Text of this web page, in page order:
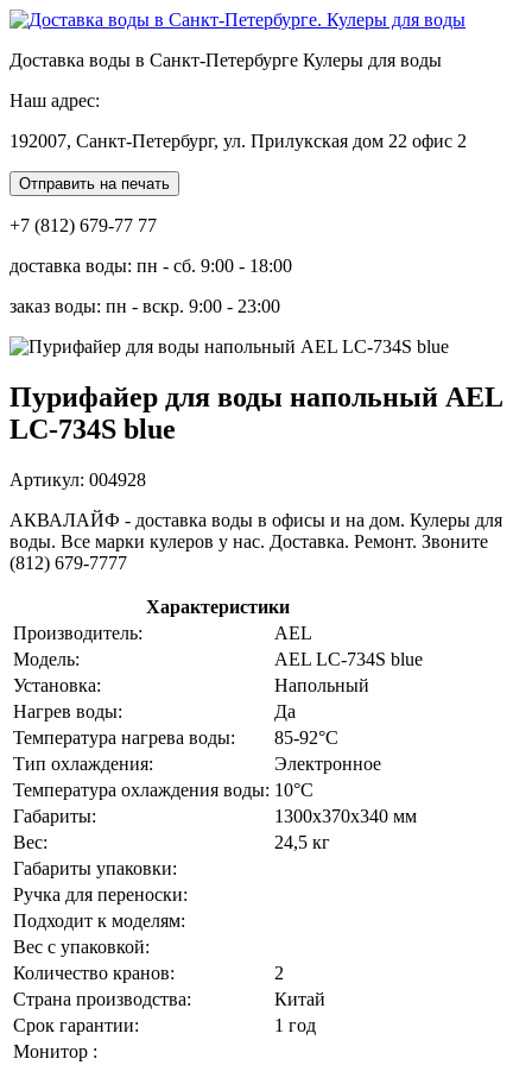
Доставка воды в Санкт-Петербурге Кулеры для воды
Наш адрес:
192007, Санкт-Петербург, ул. Прилукская дом 22 офис 2
Отправить на печать
+7 (812) 679-77 77
доставка воды: пн - сб. 9:00 - 18:00
заказ воды: пн - вскр. 9:00 - 23:00
Пурифайер для воды напольный AEL
LC-734S blue
Артикул: 004928
АКВАЛАЙФ - доставка воды в офисы и на дом. Кулеры для
воды. Все марки кулеров у нас. Доставка. Ремонт. Звоните
(812) 679-7777
Характеристики
Производитель:
AEL
Модель:
AEL LC-734S blue
Установка:
Напольный
Нагрев воды:
Да
Температура нагрева воды:
85-92°C
Тип охлаждения:
Электронное
Температура охлаждения воды: 10°C
Габариты:
1300х370х340 мм
Вес:
24,5 кг
Габариты упаковки:
Ручка для переноски:
Подходит к моделям:
Вес с упаковкой:
Количество кранов:
2
Страна производства:
Китай
Срок гарантии:
1 год
Монитор :